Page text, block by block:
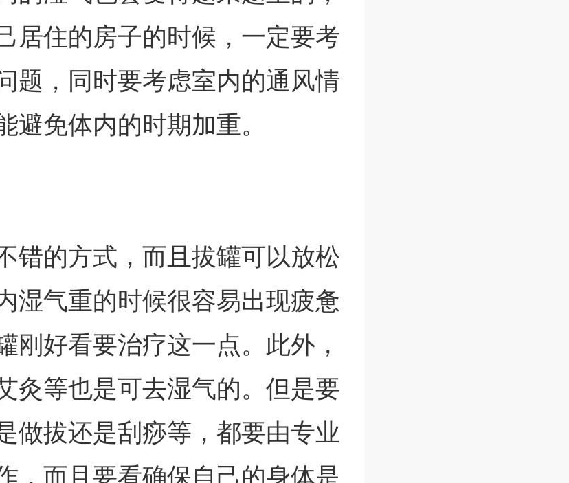
居住的房子的时候，一定要考
题，同时要考虑室内的通风情
避免体内的时期加重。
错的方式，而且拔罐可以放松
湿气重的时候很容易出现疲惫
刚好看要治疗这一点。此外，
灸等也是可去湿气的。但是要
做拔还是刮痧等，都要由专业
，而且要看确保自己的身体是